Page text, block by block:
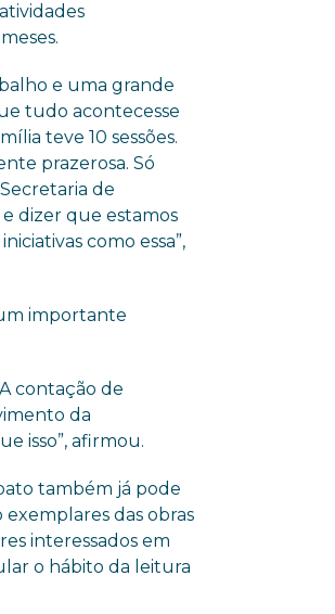
e uma grande
tudo acontecesse
teve 10 sessões.
prazerosa. Só
de
dizer que estamos
como essa”,
importante
contação de
da
isso”, afirmou.
também já pode
das obras
interessados em
o hábito da leitura